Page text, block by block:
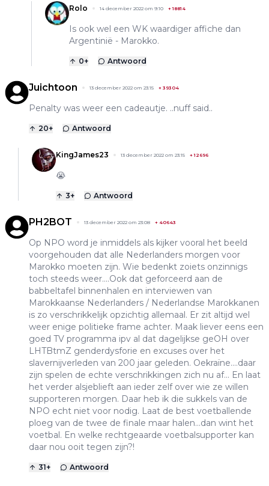
Rolo 14 december 2022 om 9:10 +18814
Is ook wel een WK waardiger affiche dan
Argentinië - Marokko.
0+ Antwoord
Juichtoon 13 december 2022 om 23:15 + 39304
Penalty was weer een cadeautje. ..nuff said..
20+ Antwoord
KingJames23 13 december 2022 om 23:15 +12696
😭
3+ Antwoord
PH2BOT 13 december 2022 om 23:08 + 40643
Op NPO word je inmiddels als kijker vooral het beeld
voorgehouden dat alle Nederlanders morgen voor
Marokko moeten zijn. Wie bedenkt zoiets onzinnigs
toch steeds weer....Ook dat geforceerd aan de
babbeltafel binnenhalen en interviewen van
Marokkaanse Nederlanders / Nederlandse Marokkanen
is zo verschrikkelijk opzichtig allemaal. Er zit altijd wel
weer enige politieke frame achter. Maak liever eens een
goed TV programma ipv al dat dagelijkse geOH over
LHTBtmZ genderdysforie en excuses over het
slavernijverleden van 200 jaar geleden. Oekraïne....daar
zijn spelen de echte verschrikkingen zich nu af... En laat
het verder alsjeblieft aan ieder zelf over wie ze willen
supporteren morgen. Daar heb ik die sukkels van de
NPO echt niet voor nodig. Laat de best voetballende
ploeg van de twee de finale maar halen...dan wint het
voetbal. En welke rechtgeaarde voetbalsupporter kan
daar nou ooit tegen zijn?!
31+ Antwoord